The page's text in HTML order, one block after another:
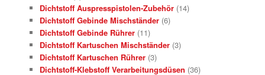
Dichtstoff Auspresspistolen-Zubehör (14)
Dichtstoff Gebinde Mischständer (6)
Dichtstoff Gebinde Rührer (11)
Dichtstoff Kartuschen Mischständer (3)
Dichtstoff Kartuschen Rührer (3)
Dichtstoff-Klebstoff Verarbeitungsdüsen (36)